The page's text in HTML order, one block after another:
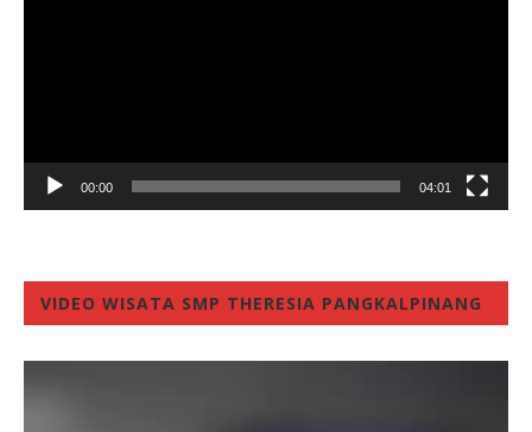
00:00 04:01
VIDEO WISATA SMP THERESIA PANGKALPINANG